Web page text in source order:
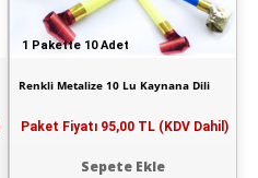
1 Pakette 10 Adet
Renkli Metalize 10 Lu Kaynana Dili
Paket Fiyatı 95,00 TL (KDV Dahil)
Sepete Ekle